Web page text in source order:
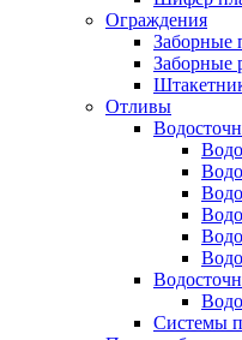
Ограждения
Заборные
Заборные
Отливы
Системы